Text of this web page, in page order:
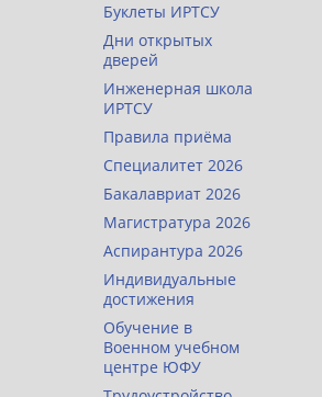
Буклеты ИРТСУ
Дни открытых
дверей
Инженерная школа
ИРТСУ
Правила приёма
Специалитет 2026
Бакалавриат 2026
Магистратура 2026
Аспирантура 2026
Индивидуальные
достижения
Обучение в
Военном учебном
центре ЮФУ